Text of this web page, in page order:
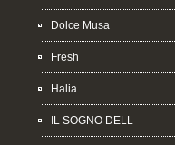
Dolce Musa
Fresh
Halia
IL SOGNO DELL